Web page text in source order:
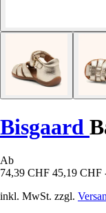
Bisgaard
Ab
74,39 CHF 45,19 CHF
inkl. MwSt. zzgl.